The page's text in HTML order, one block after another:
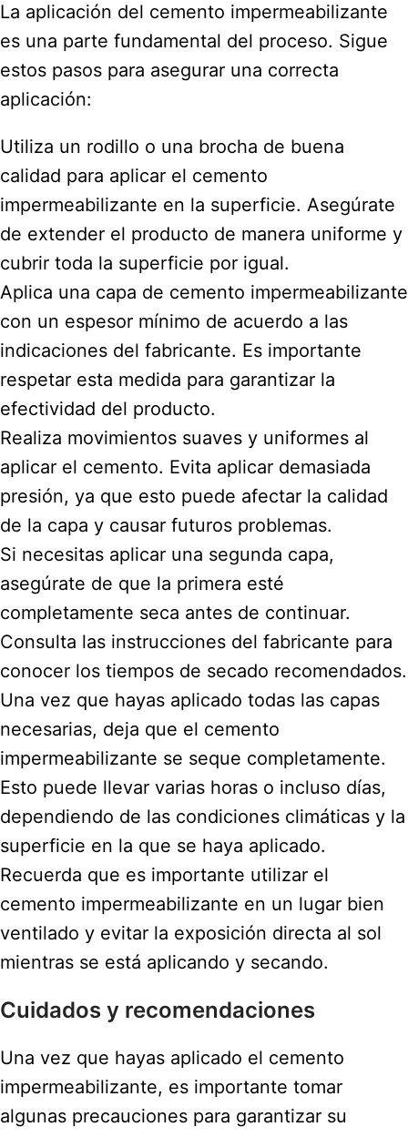
La aplicación del cemento impermeabilizante
es una parte fundamental del proceso. Sigue
estos pasos para asegurar una correcta
aplicación:
Utiliza un rodillo o una brocha de buena
calidad para aplicar el cemento
impermeabilizante en la superficie. Asegúrate
de extender el producto de manera uniforme y
cubrir toda la superficie por igual.
Aplica una capa de cemento impermeabilizante
con un espesor mínimo de acuerdo a las
indicaciones del fabricante. Es importante
respetar esta medida para garantizar la
efectividad del producto.
Realiza movimientos suaves y uniformes al
aplicar el cemento. Evita aplicar demasiada
presión, ya que esto puede afectar la calidad
de la capa y causar futuros problemas.
Si necesitas aplicar una segunda capa,
asegúrate de que la primera esté
completamente seca antes de continuar.
Consulta las instrucciones del fabricante para
conocer los tiempos de secado recomendados.
Una vez que hayas aplicado todas las capas
necesarias, deja que el cemento
impermeabilizante se seque completamente.
Esto puede llevar varias horas o incluso días,
dependiendo de las condiciones climáticas y la
superficie en la que se haya aplicado.
Recuerda que es importante utilizar el
cemento impermeabilizante en un lugar bien
ventilado y evitar la exposición directa al sol
mientras se está aplicando y secando.
Cuidados y recomendaciones
Una vez que hayas aplicado el cemento
impermeabilizante, es importante tomar
algunas precauciones para garantizar su